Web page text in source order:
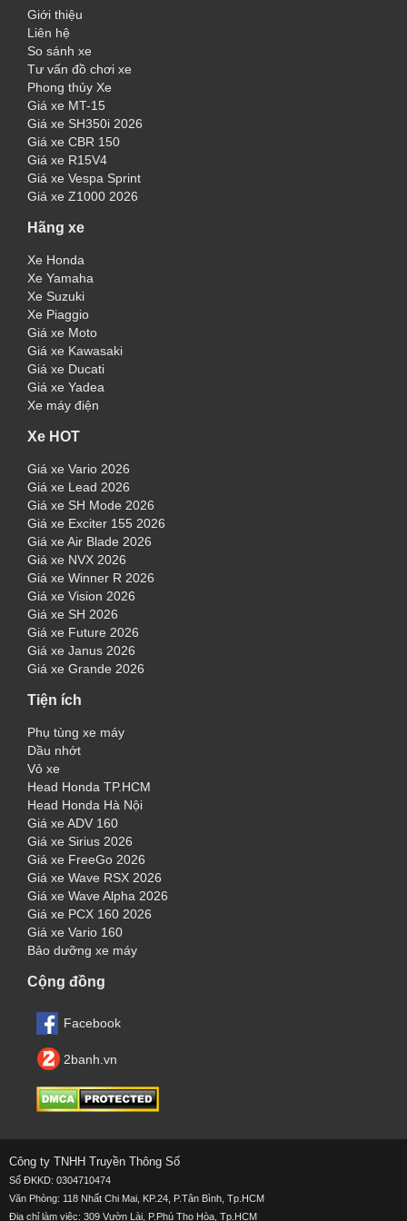
Giới thiệu
Liên hệ
So sánh xe
Tư vấn đồ chơi xe
Phong thủy Xe
Giá xe MT-15
Giá xe SH350i 2026
Giá xe CBR 150
Giá xe R15V4
Giá xe Vespa Sprint
Giá xe Z1000 2026
Hãng xe
Xe Honda
Xe Yamaha
Xe Suzuki
Xe Piaggio
Giá xe Moto
Giá xe Kawasaki
Giá xe Ducati
Giá xe Yadea
Xe máy điện
Xe HOT
Giá xe Vario 2026
Giá xe Lead 2026
Giá xe SH Mode 2026
Giá xe Exciter 155 2026
Giá xe Air Blade 2026
Giá xe NVX 2026
Giá xe Winner R 2026
Giá xe Vision 2026
Giá xe SH 2026
Giá xe Future 2026
Giá xe Janus 2026
Giá xe Grande 2026
Tiện ích
Phụ tùng xe máy
Dầu nhớt
Vỏ xe
Head Honda TP.HCM
Head Honda Hà Nội
Giá xe ADV 160
Giá xe Sirius 2026
Giá xe FreeGo 2026
Giá xe Wave RSX 2026
Giá xe Wave Alpha 2026
Giá xe PCX 160 2026
Giá xe Vario 160
Bảo dưỡng xe máy
Cộng đồng
Facebook
2banh.vn
Công ty TNHH Truyền Thông Số
Số ĐKKD: 0304710474
Văn Phòng: 118 Nhất Chi Mai, KP.24, P.Tân Bình, Tp.HCM
Địa chỉ làm việc: 309 Vườn Lài, P.Phú Thọ Hòa, Tp.HCM